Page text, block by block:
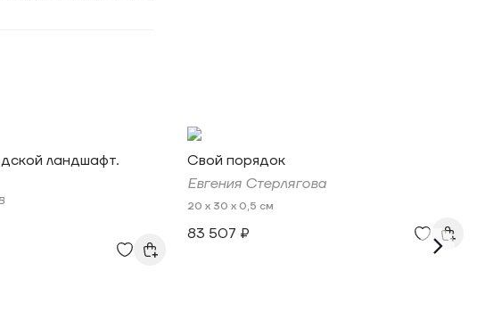
ландшафт.
Свой порядок
Евгения Стерлягова
20 x 30 x 0,5 см
83 507 ₽